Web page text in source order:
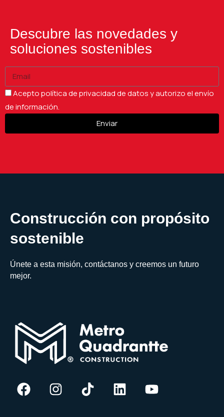
Descubre las novedades y
soluciones sostenibles
Acepto política de privacidad de datos y autorizo el envío
de información.
Enviar
Construcción con propósito
sostenible
Únete a esta misión, contáctanos y creemos un futuro
mejor.